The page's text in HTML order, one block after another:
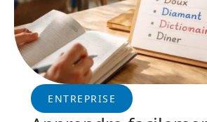
ENTREPRISE